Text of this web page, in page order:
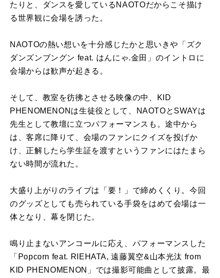
たりと、ダンスを愛しているNAOTOだからこそ描け
る世界観に会場を誘った。
NAOTOの熱い想いを十分感じたかと思いきや「ズク
ダンズンブングン feat. はんにゃ.金田」のイントロに
会場からは歓声が起きる。
そして、教室を彷彿とさせる映像の中、KID
PHENOMENONは生徒役として、NAOTOとSWAYは
先生として教壇に立つパフォーマンスも。途中から
は、客席に降りて、会場のファンにクイズを投げか
け、正解したら学生証を渡すというファンにはたまら
ない時間が流れた。
大盛り上がりのライブは「要！」で締めくくり。今回
のグッズとしても売られている手袋をはめて会場は一
体となり、幕を閉じた。
鳴り止まないアンコールに応え、パフォーマンスした
「Popcorn feat. RIEHATA, 遠藤翼空&山本光汰 from
KID PHENOMENON」では撮影可能曲として披露。最